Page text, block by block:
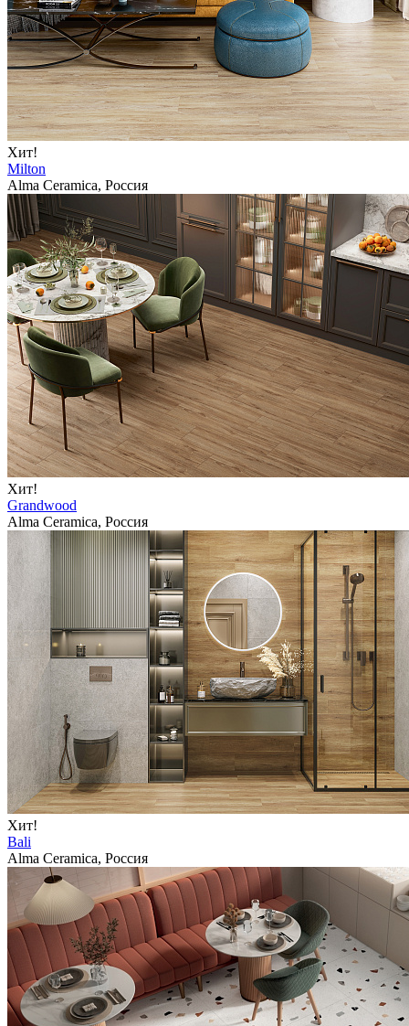
Хит!
Milton
Alma Ceramica, Россия
Хит!
Grandwood
Alma Ceramica, Россия
Хит!
Bali
Alma Ceramica, Россия